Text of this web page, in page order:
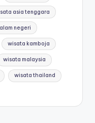
asia tenggara
negeri
wisata kamboja
wisata malaysia
wisata thailand